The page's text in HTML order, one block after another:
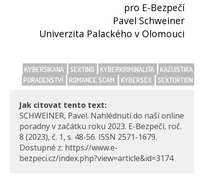
pro E-Bezpečí
Pavel Schweiner
Univerzita Palackého v Olomouci
KYBERŠIKANA SEXTING KYBERKRIMINALITA
KAZUISTIKA
PORADENSTVÍ
ROMANCE SCAM KYBERSEX SEXTORTION
Jak citovat tento text:
SCHWEINER, Pavel. Nahlédnutí do naší online
poradny v začátku roku 2023. E-Bezpečí, roč.
8 (2023), č. 1, s. 48-56. ISSN 2571-1679.
Dostupné z: https://www.e-
bezpeci.cz/index.php?view=article&id=3174